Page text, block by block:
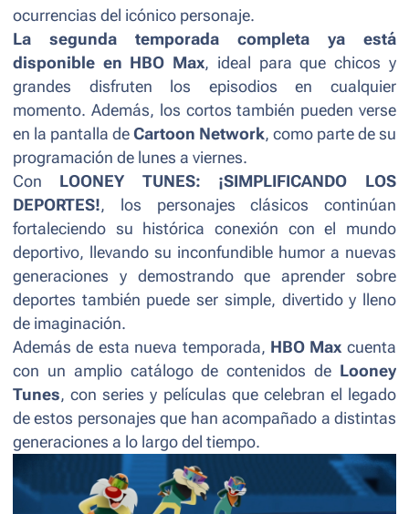
ocurrencias del icónico personaje.
La segunda temporada completa ya está
disponible en HBO Max, ideal para que chicos y
grandes disfruten los episodios en cualquier
momento. Además, los cortos también pueden verse
en la pantalla de Cartoon Network, como parte de su
programación de lunes a viernes.
Con LOONEY TUNES: ¡SIMPLIFICANDO LOS
DEPORTES!, los personajes clásicos continúan
fortaleciendo su histórica conexión con el mundo
deportivo, llevando su inconfundible humor a nuevas
generaciones y demostrando que aprender sobre
deportes también puede ser simple, divertido y lleno
de imaginación.
Además de esta nueva temporada, HBO Max cuenta
con un amplio catálogo de contenidos de Looney
Tunes, con series y películas que celebran el legado
de estos personajes que han acompañado a distintas
generaciones a lo largo del tiempo.